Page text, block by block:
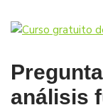
análisis